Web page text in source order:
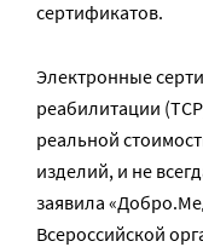
сертификатов.
Электронные
реабилитации
реальной
изделий, и не
заявила
Всероссийской